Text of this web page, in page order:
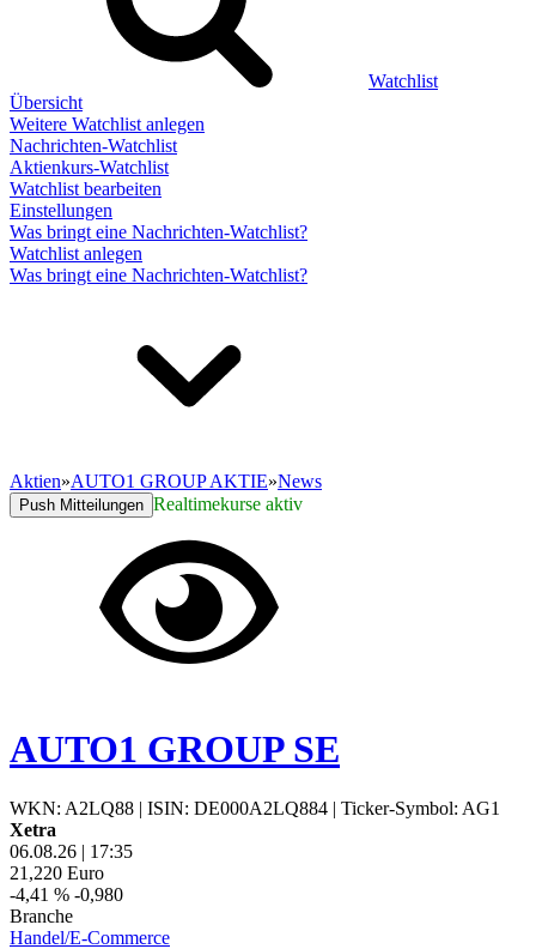
Watchlist
Übersicht
Weitere Watchlist anlegen
Nachrichten-Watchlist
Aktienkurs-Watchlist
Watchlist bearbeiten
Einstellungen
Was bringt eine Nachrichten-Watchlist?
Watchlist anlegen
Was bringt eine Nachrichten-Watchlist?
Aktien»AUTO1 GROUP AKTIE»News
Push Mitteilungen Realtimekurse aktiv
AUTO1 GROUP SE
WKN: A2LQ88 | ISIN: DE000A2LQ884 | Ticker-Symbol: AG1
Xetra
06.08.26 | 17:35
21,220 Euro
-4,41 % -0,980
Branche
Handel/E-Commerce